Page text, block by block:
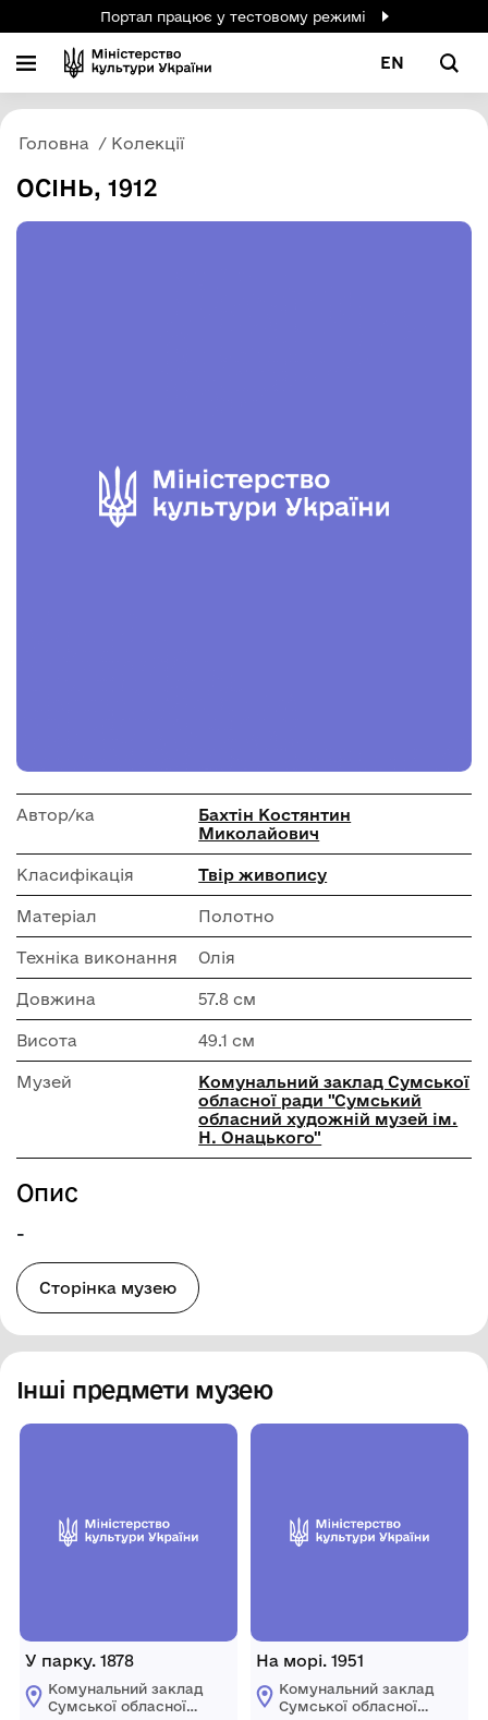
Портал працює у тестовому режимі
EN
Головна Колекції
ОСІНЬ, 1912
Автор/ка
Бахтін Костянтин
Миколайович
Класифікація Твір живопису
Матеріал Полотно
Техніка виконання Олія
Довжина 57.8 см
Висота 49.1 см
Музей
Комунальний заклад Сумської
обласної ради "Сумський
обласний художній музей ім.
Н. Онацького"
Опис
-
Сторінка музею
Інші предмети музею
У парку. 1878
Комунальний заклад
Сумської обласної
На морі. 1951
Комунальний заклад
Сумської обласної